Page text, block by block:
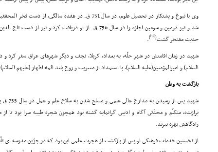
وى با نبوغ و پشتکار در تحصیل علوم، در سال 751 ق. در هفده
شد و نیز دومین و سومین اجازه را در سال 756 ق. از او دریافت
حدیث مفتخر گشت(
[12]
)
.
شهید در زمان اقامتش در شهر حلّه، به بغداد، کربلا، نجف و دیگر شهرهاى عراق سفر کرد و در
السلام) و امیرالمؤمنین(علیه السلام)، با استمداد از معنویت و روح بلند ائمه اطهار (علیهم
بازگشت به وطن
شهید پس
برازنده، متکلّم و محدّثى آگاه و ادیبى گرانمایه گشته بود همچون شجره طیبه سزا بود تا
زادگاهش بهره ببرند.
از نخستین خدمات فرهنگى او پس از بازگشت از هجرت علمى این بود که در جزّین مدرسه اى